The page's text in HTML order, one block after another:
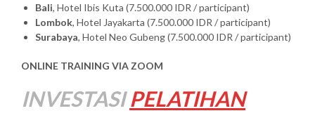
Bali, Hotel Ibis Kuta (7.500.000 IDR / participant)
Lombok, Hotel Jayakarta (7.500.000 IDR / participant)
Surabaya, Hotel Neo Gubeng (7.500.000 IDR / participant)
ONLINE TRAINING VIA ZOOM
INVESTASI PELATIHAN